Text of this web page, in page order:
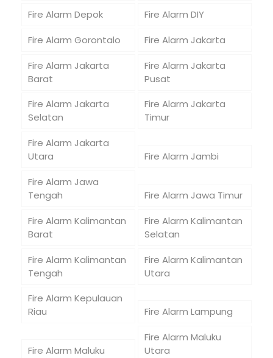
Fire Alarm Depok
Fire Alarm DIY
Fire Alarm Gorontalo
Fire Alarm Jakarta
Fire Alarm Jakarta
Barat
Fire Alarm Jakarta
Pusat
Fire Alarm Jakarta
Selatan
Fire Alarm Jakarta
Timur
Fire Alarm Jakarta
Utara
Fire Alarm Jambi
Fire Alarm Jawa
Tengah
Fire Alarm Jawa Timur
Fire Alarm Kalimantan
Barat
Fire Alarm Kalimantan
Selatan
Fire Alarm Kalimantan
Tengah
Fire Alarm Kalimantan
Utara
Fire Alarm Kepulauan
Riau
Fire Alarm Lampung
Fire Alarm Maluku
Fire Alarm Maluku
Utara